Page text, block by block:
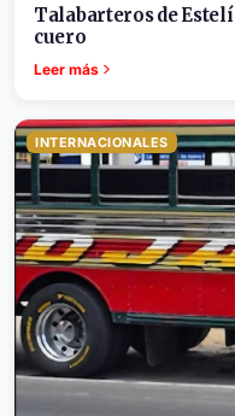
Talabarteros de
cuero
Leer más
INTERNACIONALES